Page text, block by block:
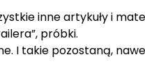
inne artykuły i
próbki.
I takie pozostaną,